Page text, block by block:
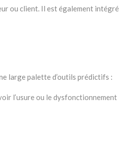
ou client. Il est également intégré
large palette d’outils prédictifs :
l’usure ou le dysfonctionnement